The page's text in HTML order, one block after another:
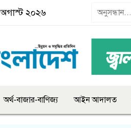
২০২৬
অর্থ-বাজার-বাণিজ্য আইন আদালত